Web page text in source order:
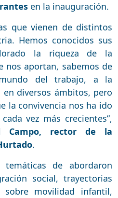
en la inauguración.
que vienen de distintos
Hemos conocidos sus
la riqueza de la
nos aportan, sabemos de
del trabajo, a la
diversos ámbitos, pero
la convivencia nos ha ido
vez más crecientes”,
Campo, rector de la
.
de abordaron
social, trayectorias
sobre movilidad infantil,